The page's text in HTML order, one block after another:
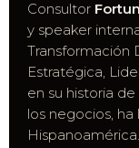
Consultor
y speaker
Transformación
Estratégica,
en su historia
los negocios,
Hispanoamérica.